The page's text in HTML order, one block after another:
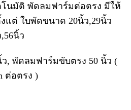
โนมัติ พัดลมฟาร์มต่อตรง มีให้
แต่ ใบพัดขนาด 20นิ้ว,29นิ้ว
นิ้ว
, พัดลมฟาร์มขับตรง 50 นิ้ว (
ต่อตรง )